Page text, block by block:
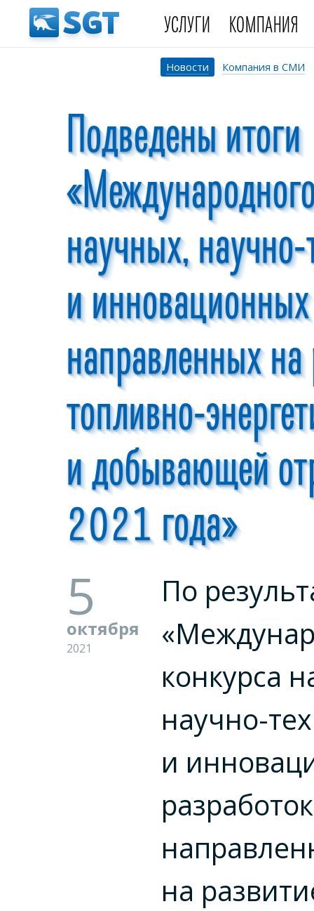
УСЛУГИ КОМПАНИЯ
Новости Компания в СМИ
Подведены итоги
научных, научно-
и
направленных на
топливно-
и добывающей
2021 года»
5
октября
2021
По
конкурса
научно-
и
на